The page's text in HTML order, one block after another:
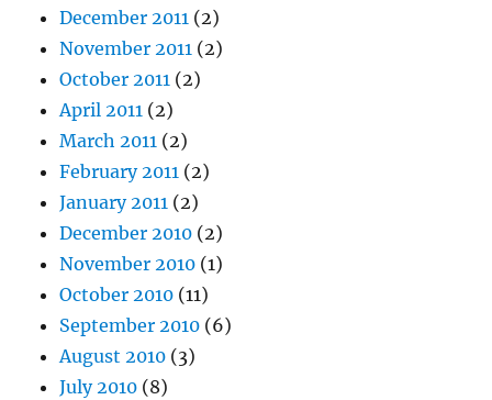
December 2011 (2)
November 2011 (2)
October 2011 (2)
April 2011 (2)
March 2011 (2)
February 2011 (2)
January 2011 (2)
December 2010 (2)
November 2010 (1)
October 2010 (11)
September 2010 (6)
August 2010 (3)
July 2010 (8)